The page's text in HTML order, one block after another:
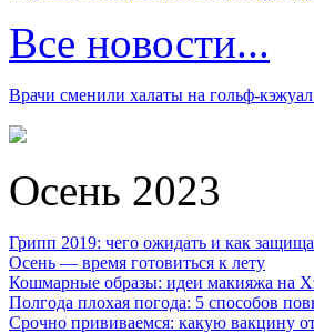
Все новости...
Врачи сменили халаты на гольф-
Осень 2023
Грипп 2019: чего ожидать и как
Осень — время готовиться к лету
Кошмарные образы: идеи макияжа на
Полгода плохая погода: 5 способов
Срочно прививаемся: какую вакцину